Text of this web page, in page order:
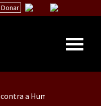
Donar
la Humanidad”
a Humanidade”(As